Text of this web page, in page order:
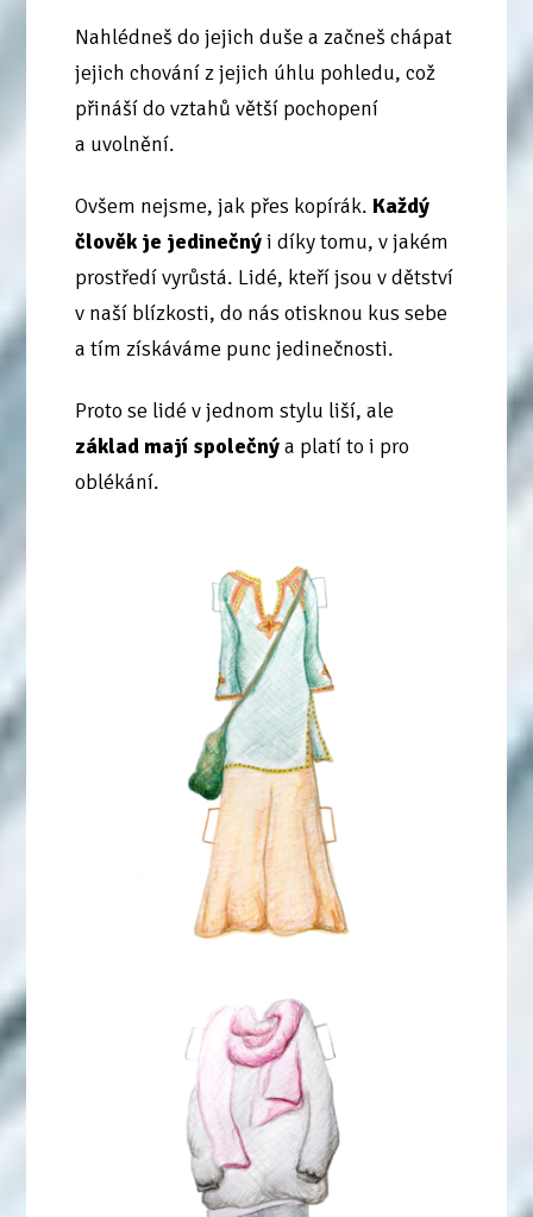
Nahlédneš do jejich duše a začneš chápat
jejich chování z jejich úhlu pohledu, což
přináší do vztahů větší pochopení
a uvolnění.
Ovšem nejsme, jak přes kopírák. Každý
člověk je jedinečnýi díky tomu, v jakém
prostředí vyrůstá. Lidé, kteří jsou v dětství
v naší blízkosti, do nás otisknou kus sebe
a tím získáváme punc jedinečnosti.
Proto se lidé v jednom stylu liší, ale
základ mají společnýa platí to i pro
oblékání.